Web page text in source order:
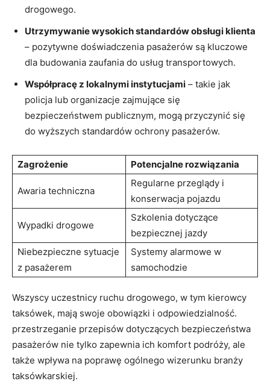
drogowego.
Utrzymywanie wysokich standardów obsługi klienta
– pozytywne doświadczenia pasażerów są kluczowe
dla budowania zaufania do usług transportowych.
Współpracę z lokalnymi instytucjami – takie jak
policja lub organizacje zajmujące się
bezpieczeństwem publicznym, mogą przyczynić się
do wyższych standardów ochrony pasażerów.
Zagrożenie Potencjalne rozwiązania
Awaria techniczna
Regularne przeglądy i
konserwacja pojazdu
Wypadki drogowe
Szkolenia dotyczące
bezpiecznej jazdy
Niebezpieczne sytuacje
z pasażerem
Systemy alarmowe w
samochodzie
Wszyscy uczestnicy ruchu drogowego, w tym kierowcy
taksówek, mają swoje obowiązki i odpowiedzialność.
przestrzeganie przepisów dotyczących bezpieczeństwa
pasażerów nie tylko zapewnia ich komfort podróży, ale
także wpływa na poprawę ogólnego wizerunku branży
taksówkarskiej.